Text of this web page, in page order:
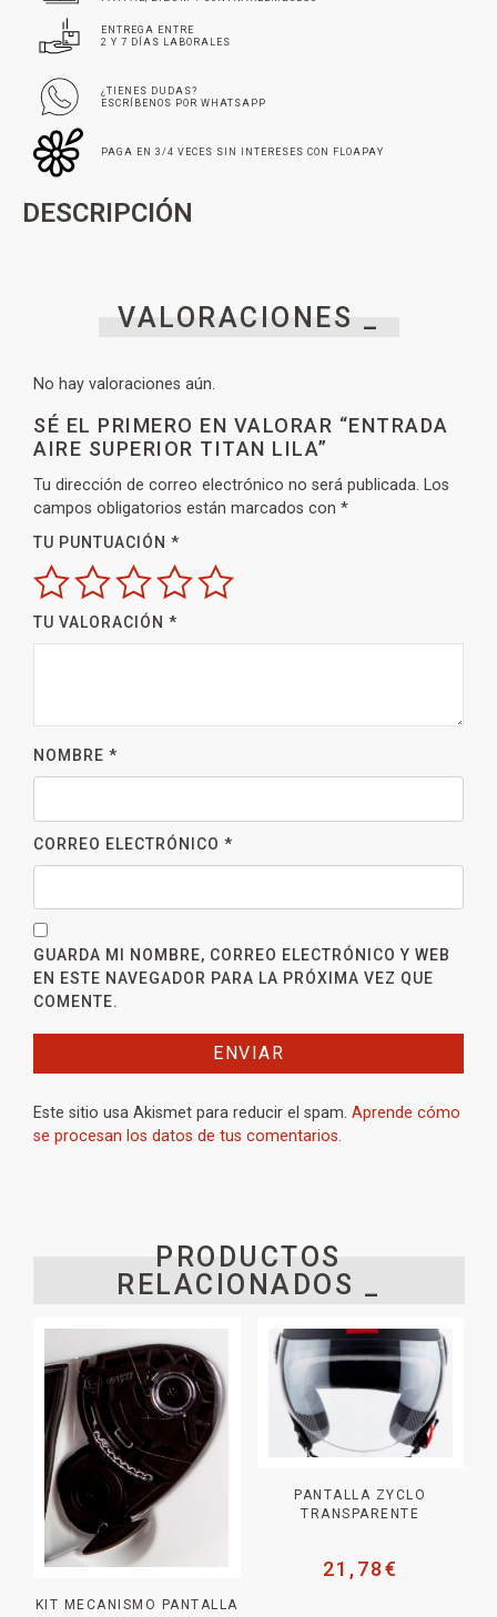
ENTREGA ENTRE
2 Y 7 DÍAS LABORALES
¿TIENES DUDAS?
ESCRÍBENOS POR WHATSAPP
PAGA EN 3/4 VECES SIN INTERESES CON FLOAPAY
DESCRIPCIÓN
VALORACIONES _
No hay valoraciones aún.
SÉ EL PRIMERO EN VALORAR “ENTRADA
AIRE SUPERIOR TITAN LILA”
Tu dirección de correo electrónico no será publicada. Los
campos obligatorios están marcados con *
TU PUNTUACIÓN *
TU VALORACIÓN *
NOMBRE *
CORREO ELECTRÓNICO *
GUARDA MI NOMBRE, CORREO ELECTRÓNICO Y WEB
EN ESTE NAVEGADOR PARA LA PRÓXIMA VEZ QUE
COMENTE.
Este sitio usa Akismet para reducir el spam. Aprende cómo
se procesan los datos de tus comentarios.
PRODUCTOS
RELACIONADOS _
KIT MECANISMO PANTALLA
PANTALLA ZYCLO
TRANSPARENTE
21,78€